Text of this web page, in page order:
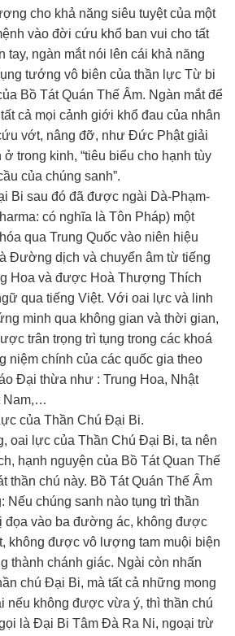
cho khả năng siêu tuyệt của một
vào đời cứu khổ ban vui cho tất
tay, ngàn mắt nói lên cái khả năng
tướng vô biên của thần lực Từ bi
Bồ Tát Quán Thế Âm. Ngàn mắt để
cả mọi cảnh giới khổ đau của nhân
vớt, nâng đỡ, như Đức Phật giải
trong kinh, “tiêu biểu cho hạnh tùy
của chúng sanh”.
Bi sau đó đã được ngài Dà-Phạm-
có nghĩa là Tôn Pháp) một
qua Trung Quốc vào niên hiệu
Đường dịch và chuyển âm từ tiếng
Hoa và được Hoà Thượng Thích
qua tiếng Việt. Với oai lực và linh
minh qua không gian và thời gian,
trân trọng trì tụng trong các khoá
niệm chính của các quốc gia theo
Đại thừa như : Trung Hoa, Nhật
Nam,…
của Thần Chú Đại Bi.
oai lực của Thần Chú Đại Bi, ta nên
hạnh nguyện của Bồ Tát Quan Thế
thần chú này. Bồ Tát Quán Thế Âm
Nếu chúng sanh nào tụng trì thần
đọa vào ba đường ác, không được
không được vô lượng tam muội biện
thành chánh giác. Ngài còn nhấn
chú Đại Bi, mà tất cả những mong
nếu không được vừa ý, thì thần chú
là Đại Bi Tâm Đà Ra Ni, ngoại trừ